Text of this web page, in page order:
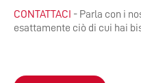
CONTATTACI - Parla con i
esattamente ciò di cui hai